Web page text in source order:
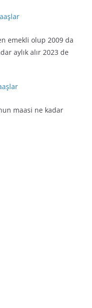
emekli olup 2009 da
aylık alır 2023 de
maasi ne kadar